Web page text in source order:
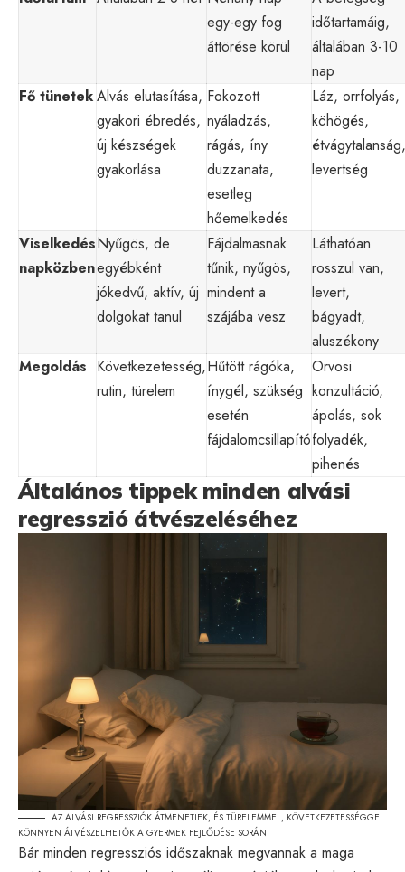
egy-egy fog
áttörése körül
időtartamáig,
általában 3-10
nap
Fő tünetekAlvás elutasítása,
gyakori ébredés,
új készségek
gyakorlása
Fokozott
nyáladzás,
rágás, íny
duzzanata,
esetleg
hőemelkedés
Láz, orrfolyás,
köhögés,
étvágytalanság,
levertség
Viselkedés
napközben
Nyűgös, de
egyébként
jókedvű, aktív, új
dolgokat tanul
Fájdalmasnak
tűnik, nyűgös,
mindent a
szájába vesz
Láthatóan
rosszul van,
levert,
bágyadt,
aluszékony
Megoldás Következetesség,
rutin, türelem
Hűtött rágóka,
ínygél, szükség
esetén
fájdalomcsillapító
Orvosi
konzultáció,
ápolás, sok
folyadék,
pihenés
Általános tippek minden alvási
regresszió átvészeléséhez
AZ ALVÁSI REGRESSZIÓK ÁTMENETIEK, ÉS TÜRELEMMEL, KÖVETKEZETESSÉGGEL
KÖNNYEN ÁTVÉSZELHETŐK A GYERMEK FEJLŐDÉSE SORÁN.
Bár minden regressziós időszaknak megvannak a maga